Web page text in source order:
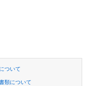
ついて
類について